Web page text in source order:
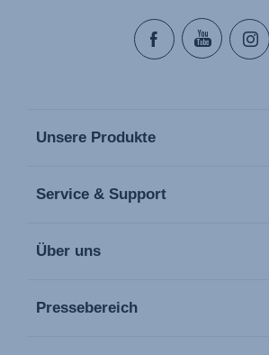
Unsere Produkte
Service & Support
Über uns
Pressebereich